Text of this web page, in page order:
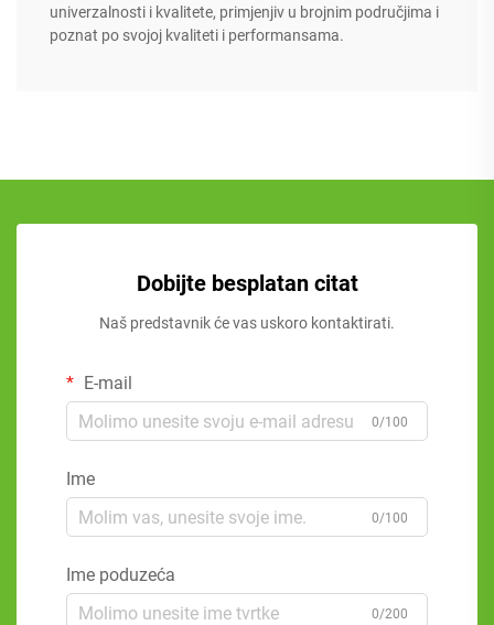
univerzalnosti i kvalitete, primjenjiv u brojnim područjima i
poznat po svojoj kvaliteti i performansama.
Dobijte besplatan citat
Naš predstavnik će vas uskoro kontaktirati.
E-mail
0/100
Ime
0/100
Ime poduzeća
0/200